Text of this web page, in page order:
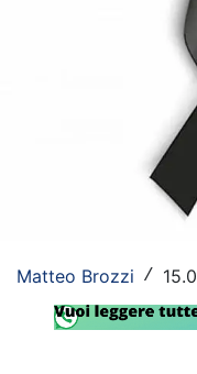
Champions
Europa League
Formula 1
Tennis
Matteo Brozzi /